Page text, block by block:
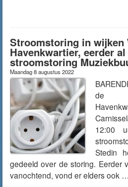
Stroomstoring in wijken
Havenkwartier, eerder
stroomstoring
Maandag 8 augustus 2022
de
12:00
Stedin
gedeeld over de storing. Eerder
vanochtend, vond er elders ook …